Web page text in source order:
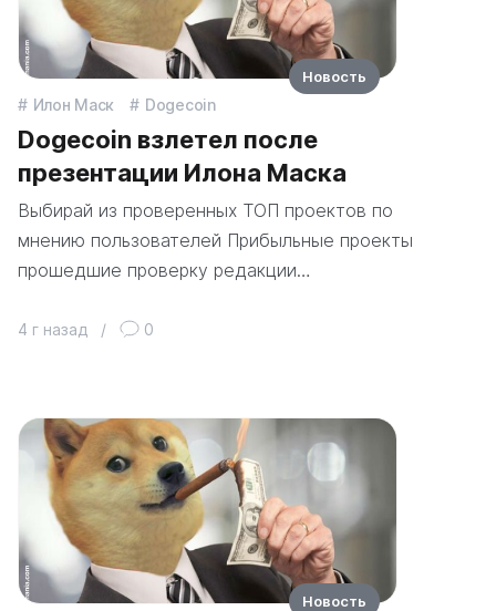
Илон Маск Dogecoin
Dogecoin взлетел после
презентации Илона Маска
Выбирай из проверенных ТОП проектов по
мнению пользователей Прибыльные проекты
прошедшие проверку редакции…
4 г назад / 0
Новость
Новость